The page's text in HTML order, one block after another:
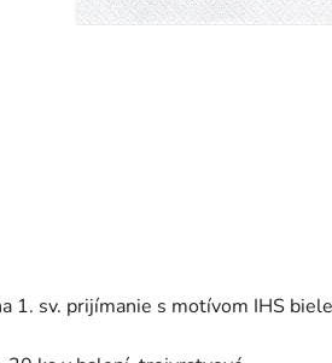
1. sv. prijímanie s motívom IHS